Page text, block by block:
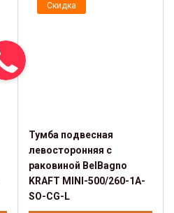
Скидка
Тумба подвесная
левосторонняя с
раковиной BelBagno
KRAFT MINI-500/260-1A-
SO-CG-L